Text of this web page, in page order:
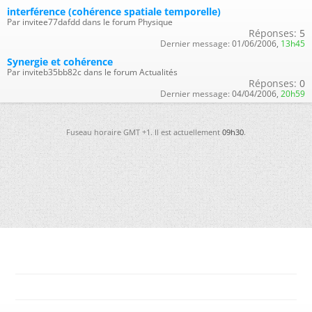
interférence (cohérence spatiale temporelle)
Par invitee77dafdd dans le forum Physique
Réponses: 5
Dernier message: 01/06/2006, 13h45
Synergie et cohérence
Par inviteb35bb82c dans le forum Actualités
Réponses: 0
Dernier message: 04/04/2006, 20h59
Fuseau horaire GMT +1. Il est actuellement09h30.